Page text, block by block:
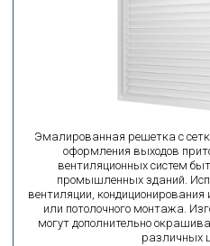
Эмалированная решетка с
оформления выходов
вентиляционных систем
промышленных зданий.
вентиляции, кондиционирования
или потолочного монтажа.
могут дополнительно
различных